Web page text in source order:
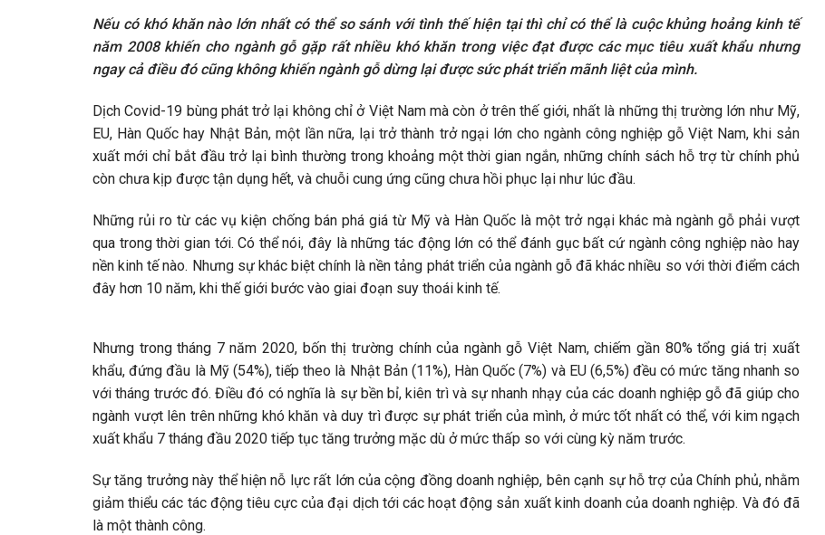
Nếu có khó khăn nào lớn nhất có thể so sánh với tình thế hiện tại thì chỉ có thể là cuộc khủng hoảng kinh tế
năm 2008 khiến cho ngành gỗ gặp rất nhiều khó khăn trong việc đạt được các mục tiêu xuất khẩu nhưng
ngay cả điều đó cũng không khiến ngành gỗ dừng lại được sức phát triển mãnh liệt của mình.
Dịch Covid-19 bùng phát trở lại không chỉ ở Việt Nam mà còn ở trên thế giới, nhất là những thị trường lớn như Mỹ,
EU, Hàn Quốc hay Nhật Bản, một lần nữa, lại trở thành trở ngại lớn cho ngành công nghiệp gỗ Việt Nam, khi sản
xuất mới chỉ bắt đầu trở lại bình thường trong khoảng một thời gian ngắn, những chính sách hỗ trợ từ chính phủ
còn chưa kịp được tận dụng hết, và chuỗi cung ứng cũng chưa hồi phục lại như lúc đầu.
Những rủi ro từ các vụ kiện chống bán phá giá từ Mỹ và Hàn Quốc là một trở ngại khác mà ngành gỗ phải vượt
qua trong thời gian tới. Có thể nói, đây là những tác động lớn có thể đánh gục bất cứ ngành công nghiệp nào hay
nền kinh tế nào. Nhưng sự khác biệt chính là nền tảng phát triển của ngành gỗ đã khác nhiều so với thời điểm cách
đây hơn 10 năm, khi thế giới bước vào giai đoạn suy thoái kinh tế.
Nhưng trong tháng 7 năm 2020, bốn thị trường chính của ngành gỗ Việt Nam, chiếm gần 80% tổng giá trị xuất
khẩu, đứng đầu là Mỹ (54%), tiếp theo là Nhật Bản (11%), Hàn Quốc (7%) và EU (6,5%) đều có mức tăng nhanh so
với tháng trước đó. Điều đó có nghĩa là sự bền bỉ, kiên trì và sự nhanh nhạy của các doanh nghiệp gỗ đã giúp cho
ngành vượt lên trên những khó khăn và duy trì được sự phát triển của mình, ở mức tốt nhất có thể, với kim ngạch
xuất khẩu 7 tháng đầu 2020 tiếp tục tăng trưởng mặc dù ở mức thấp so với cùng kỳ năm trước.
Sự tăng trưởng này thể hiện nỗ lực rất lớn của cộng đồng doanh nghiệp, bên cạnh sự hỗ trợ của Chính phủ, nhằm
giảm thiểu các tác động tiêu cực của đại dịch tới các hoạt động sản xuất kinh doanh của doanh nghiệp. Và đó đã
là một thành công.